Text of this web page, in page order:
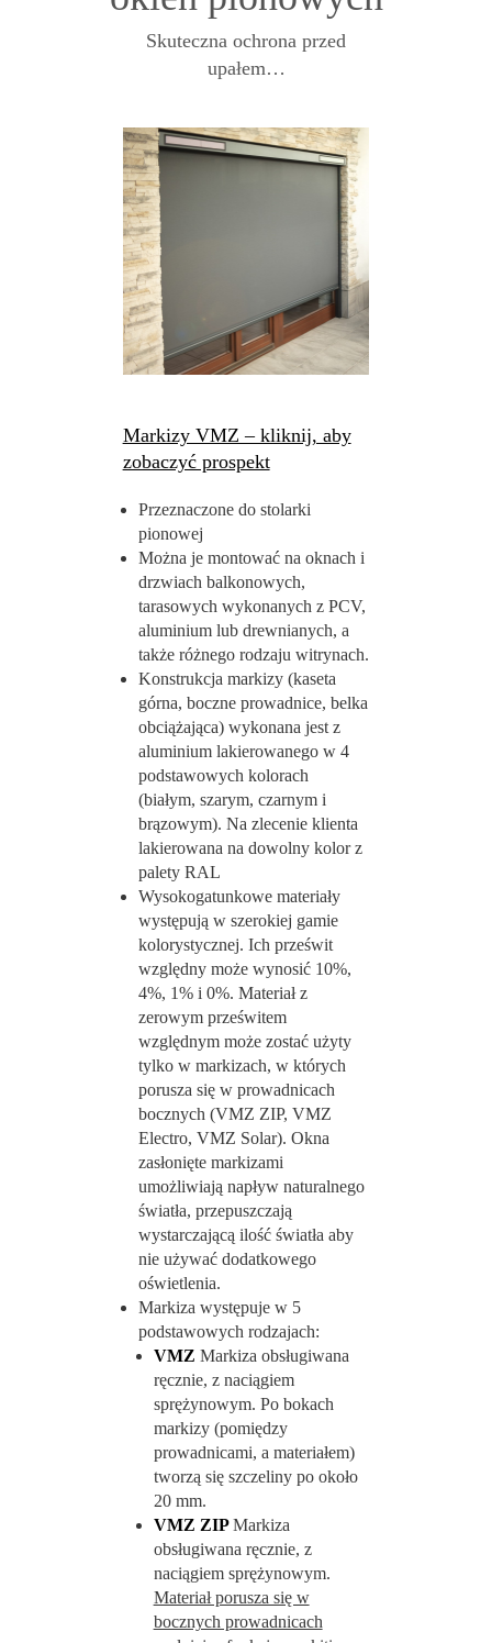
Skuteczna ochrona przed
upałem…
Markizy VMZ – kliknij, aby
zobaczyć prospekt
Przeznaczone do stolarki
pionowej
Można je montować na oknach i
drzwiach balkonowych,
tarasowych wykonanych z PCV,
aluminium lub drewnianych, a
także różnego rodzaju witrynach.
Konstrukcja markizy (kaseta
górna, boczne prowadnice, belka
obciążająca) wykonana jest z
aluminium lakierowanego w 4
podstawowych kolorach
(białym, szarym, czarnym i
brązowym). Na zlecenie klienta
lakierowana na dowolny kolor z
palety RAL
Wysokogatunkowe materiały
występują w szerokiej gamie
kolorystycznej. Ich prześwit
względny może wynosić 10%,
4%, 1% i 0%. Materiał z
zerowym prześwitem
względnym może zostać użyty
tylko w markizach, w których
porusza się w prowadnicach
bocznych (VMZ ZIP, VMZ
Electro, VMZ Solar). Okna
zasłonięte markizami
umożliwiają napływ naturalnego
światła, przepuszczają
wystarczającą ilość światła aby
nie używać dodatkowego
oświetlenia.
Markiza występuje w 5
podstawowych rodzajach:
VMZ Markiza obsługiwana
ręcznie, z naciągiem
sprężynowym. Po bokach
markizy (pomiędzy
prowadnicami, a materiałem)
tworzą się szczeliny po około
20 mm.
VMZ ZIPMarkiza
obsługiwana ręcznie, z
naciągiem sprężynowym.
Materiał porusza się w
bocznych prowadnicach